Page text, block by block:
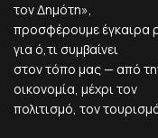
τον Δημότη»,
προσφέρουμε έγκαιρα
για ό,τι συμβαίνει
στον τόπο μας — από
οικονομία, μέχρι τον
πολιτισμό, τον